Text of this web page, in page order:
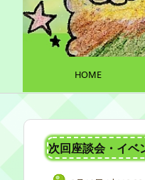
HOME
次回座談会・イベ